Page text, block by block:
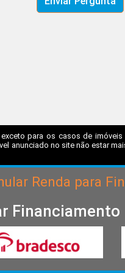
para os casos de
anunciado no site não estar
Renda para
Financiamento